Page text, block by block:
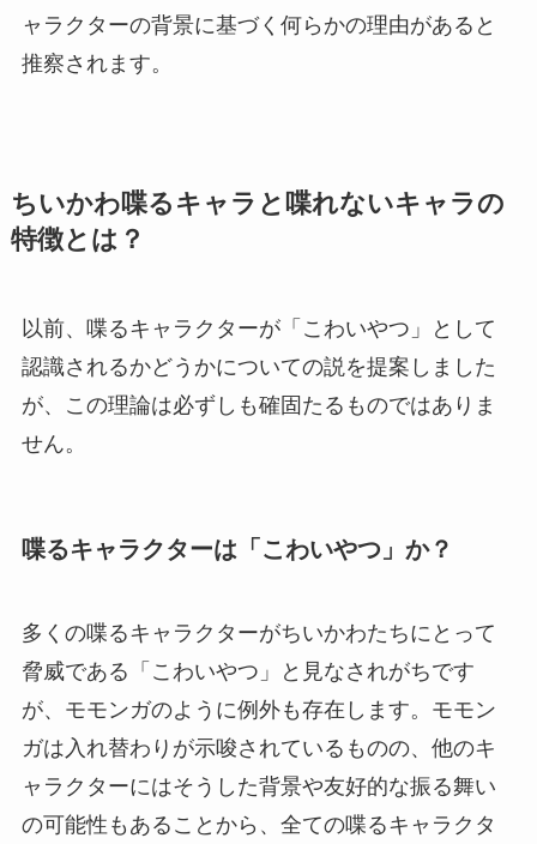
ャラクターの背景に基づく何らかの理由があると
推察されます。
ちいかわ喋るキャラと喋れないキャラの
特徴とは？
以前、喋るキャラクターが「こわいやつ」として
認識されるかどうかについての説を提案しました
が、この理論は必ずしも確固たるものではありま
せん。
喋るキャラクターは「こわいやつ」か？
多くの喋るキャラクターがちいかわたちにとって
脅威である「こわいやつ」と見なされがちです
が、モモンガのように例外も存在します。モモン
ガは入れ替わりが示唆されているものの、他のキ
ャラクターにはそうした背景や友好的な振る舞い
の可能性もあることから、全ての喋るキャラクタ